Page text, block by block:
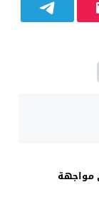
مواجهة